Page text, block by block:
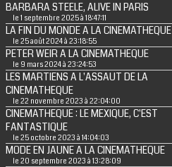
BARBARA STEELE, ALIVE IN PARIS
le 1 septembre 2025 à 18:47:11
LA FIN DU MONDE A LA CINEMATHEQUE
le 25 août 2024 à 23:18:55
PETER WEIR A LA CINEMATHEQUE
le 9 mars 2024 à 23:24:53
LES MARTIENS A L'ASSAUT DE LA
CINEMATHEQUE
le 22 novembre 2023 à 22:04:00
CINEMATHEQUE : LE MEXIQUE, C'EST
FANTASTIQUE
le 25 octobre 2023 à 14:04:03
MODE EN JAUNE A LA CINEMATHEQUE
le 20 septembre 2023 à 13:28:09